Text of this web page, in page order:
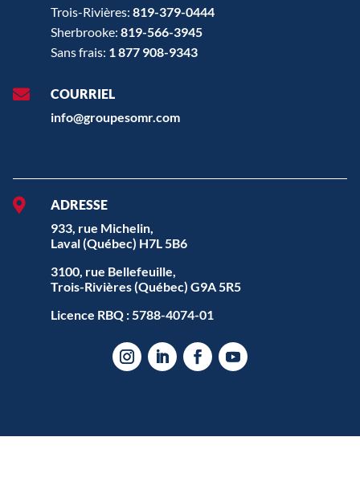
Trois-Rivières: 819-379-0444
Sherbrooke: 819-566-3945
Sans frais: 1 877 908-9343

COURRIEL
info@groupesomr.com

ADRESSE
933, rue Michelin,
Laval (Québec) H7L 5B6
3100, rue Bellefeuille,
Trois-Rivières (Québec) G9A 5R5
Licence RBQ : 5788-4074-01